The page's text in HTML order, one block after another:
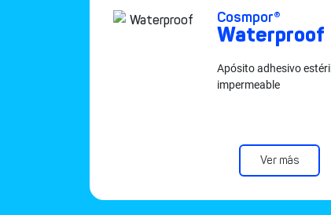
Cosmpor®
Waterproof
Apósito adhesivo estéril
impermeable
Ver más